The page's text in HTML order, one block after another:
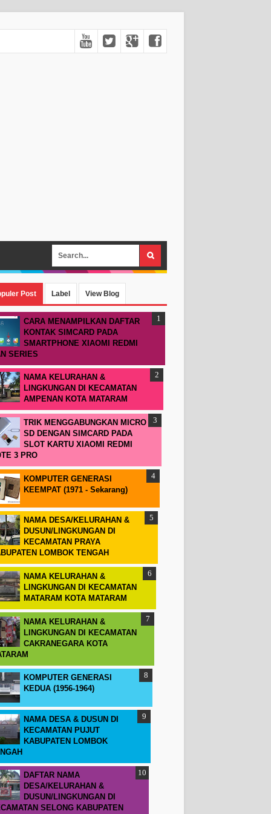
Post Label View Blog
CARA MENAMPILKAN DAFTAR
KONTAK SIMCARD PADA
SMARTPHONE XIAOMI REDMI
SERIES
NAMA KELURAHAN &
LINGKUNGAN DI KECAMATAN
AMPENAN KOTA MATARAM
TRIK MENGGABUNGKAN MICRO
SD DENGAN SIMCARD PADA
SLOT KARTU XIAOMI REDMI
3 PRO
KOMPUTER GENERASI
KEEMPAT (1971 - Sekarang)
NAMA DESA/KELURAHAN &
DUSUN/LINGKUNGAN DI
KECAMATAN PRAYA
LOMBOK TENGAH
NAMA KELURAHAN &
LINGKUNGAN DI KECAMATAN
MATARAM KOTA MATARAM
NAMA KELURAHAN &
LINGKUNGAN DI KECAMATAN
CAKRANEGARA KOTA
KOMPUTER GENERASI
KEDUA (1956-1964)
NAMA DESA & DUSUN DI
KECAMATAN PUJUT
KABUPATEN LOMBOK
DAFTAR NAMA
DESA/KELURAHAN &
DUSUN/LINGKUNGAN DI
SELONG KABUPATEN